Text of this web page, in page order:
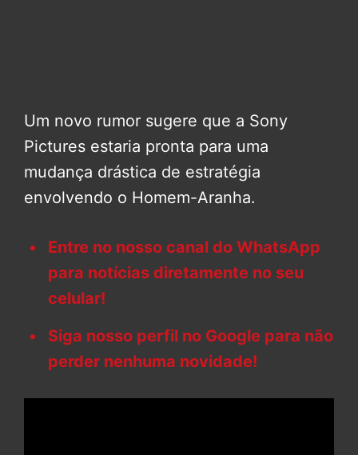
Um novo rumor sugere que a Sony
Pictures estaria pronta para uma
mudança drástica de estratégia
envolvendo o Homem-Aranha.
Entre no nosso canal do WhatsApp
para notícias diretamente no seu
celular!
Siga nosso perfil no Google para não
perder nenhuma novidade!